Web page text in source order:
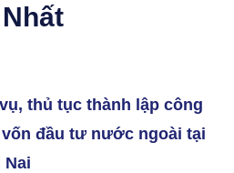
thủ tục thành lập công
đầu tư nước ngoài tại
Nai